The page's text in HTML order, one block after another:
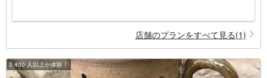
店舗のプランをすべて見る(1)
3,400 人以上が体験！